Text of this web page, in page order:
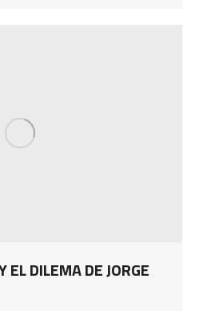
EL DILEMA DE JORGE